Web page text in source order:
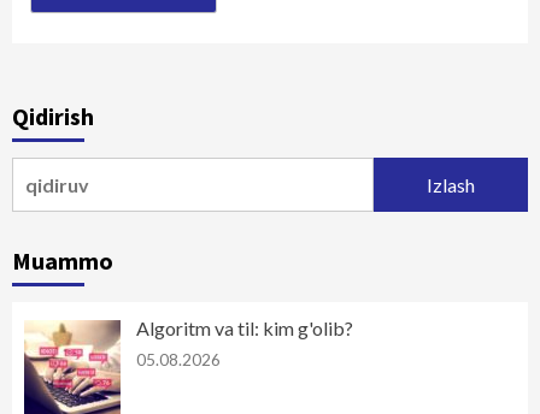
Qidirish
Muammo
Algoritm va til: kim g'olib?
05.08.2026